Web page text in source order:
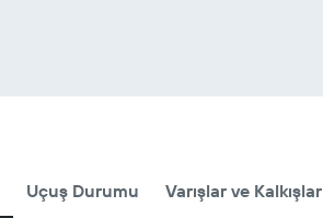
Uçuş Durumu Varışlar ve Kalkışlar